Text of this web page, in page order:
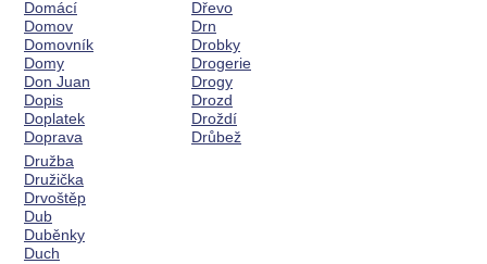
Domácí
Domov
Domovník
Domy
Don Juan
Dopis
Doplatek
Doprava
Dřevo
Drn
Drobky
Drogerie
Drogy
Drozd
Droždí
Drůbež
Družba
Družička
Drvoštěp
Dub
Duběnky
Duch